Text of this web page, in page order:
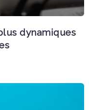
dynamiques